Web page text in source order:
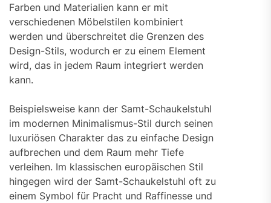
Farben und Materialien kann er mit
verschiedenen Möbelstilen kombiniert
werden und überschreitet die Grenzen des
Design-Stils, wodurch er zu einem Element
wird, das in jedem Raum integriert werden
kann.
Beispielsweise kann der Samt-Schaukelstuhl
im modernen Minimalismus-Stil durch seinen
luxuriösen Charakter das zu einfache Design
aufbrechen und dem Raum mehr Tiefe
verleihen. Im klassischen europäischen Stil
hingegen wird der Samt-Schaukelstuhl oft zu
einem Symbol für Pracht und Raffinesse und